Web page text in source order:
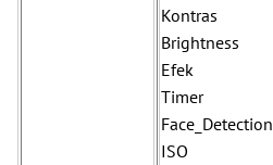
Kontras
Brightness
Efek
Timer
Face_Detection
ISO